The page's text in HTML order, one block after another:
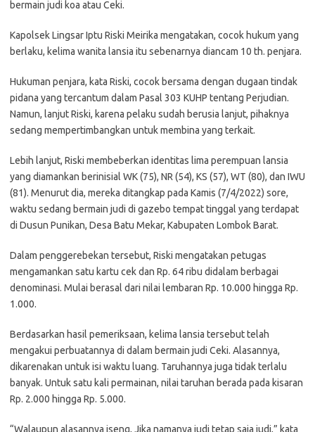
bermain judi koa atau Ceki.
Kapolsek Lingsar Iptu Riski Meirika mengatakan, cocok hukum yang
berlaku, kelima wanita lansia itu sebenarnya diancam 10 th. penjara.
Hukuman penjara, kata Riski, cocok bersama dengan dugaan tindak
pidana yang tercantum dalam Pasal 303 KUHP tentang Perjudian.
Namun, lanjut Riski, karena pelaku sudah berusia lanjut, pihaknya
sedang mempertimbangkan untuk membina yang terkait.
Lebih lanjut, Riski membeberkan identitas lima perempuan lansia
yang diamankan berinisial WK (75), NR (54), KS (57), WT (80), dan IWU
(81). Menurut dia, mereka ditangkap pada Kamis (7/4/2022) sore,
waktu sedang bermain judi di gazebo tempat tinggal yang terdapat
di Dusun Punikan, Desa Batu Mekar, Kabupaten Lombok Barat.
Dalam penggerebekan tersebut, Riski mengatakan petugas
mengamankan satu kartu cek dan Rp. 64 ribu didalam berbagai
denominasi. Mulai berasal dari nilai lembaran Rp. 10.000 hingga Rp.
1.000.
Berdasarkan hasil pemeriksaan, kelima lansia tersebut telah
mengakui perbuatannya di dalam bermain judi Ceki. Alasannya,
dikarenakan untuk isi waktu luang. Taruhannya juga tidak terlalu
banyak. Untuk satu kali permainan, nilai taruhan berada pada kisaran
Rp. 2.000 hingga Rp. 5.000.
“Walaupun alasannya iseng, Jika namanya judi tetap saja judi,” kata